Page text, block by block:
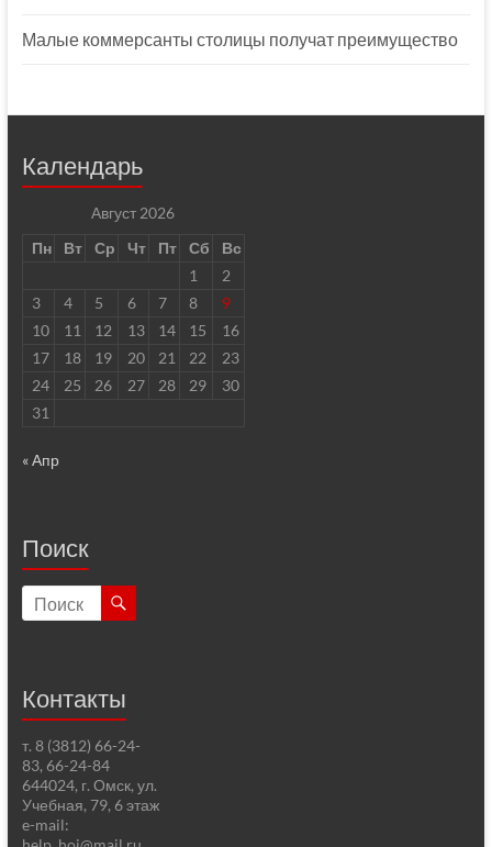
Малые коммерсанты столицы получат преимущество
Календарь
Август 2026
Пн
Вт Ср Чт Пт Сб
Вс
1
2
3
4 5 6 7 8
9
10
11 12 13 14 15
16
17
18 19 20 21 22
23
24
25 26 27 28 29
30
31
« Апр
Поиск
Контакты
т. 8 (3812) 66-24-
83, 66-24-84
644024, г. Омск, ул.
Учебная, 79, 6 этаж
e-mail: